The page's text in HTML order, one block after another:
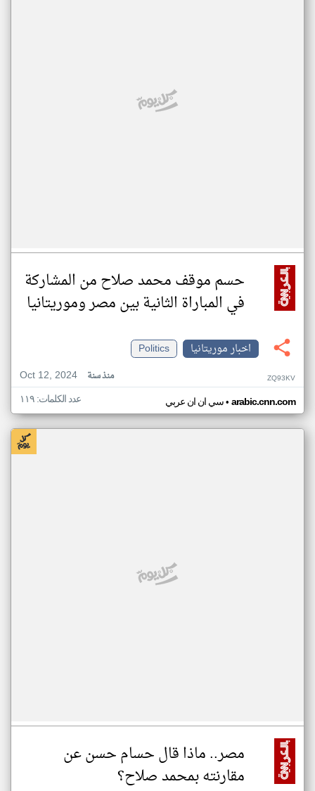
حسم موقف محمد صلاح من المشاركة
في المباراة الثانية بين مصر وموريتانيا
اخبار موريتانيا
Politics
Oct 12, 2024
منذ سنة ZQ93KV
سي ان ان عربي• arabic.cnn.com عدد الكلمات: ١١٩
مصر.. ماذا قال حسام حسن عن
مقارنته بمحمد صلاح؟